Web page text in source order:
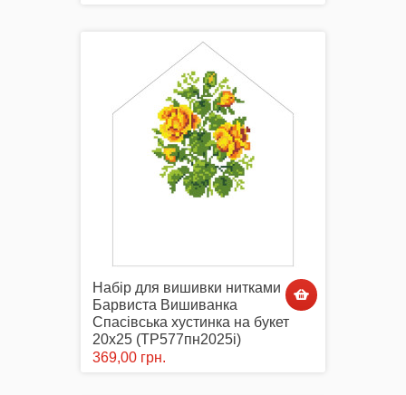
Набір для вишивки нитками
Барвиста Вишиванка
Спасівська хустинка на букет
20х25 (ТР577пн2025i)
369,00 грн.